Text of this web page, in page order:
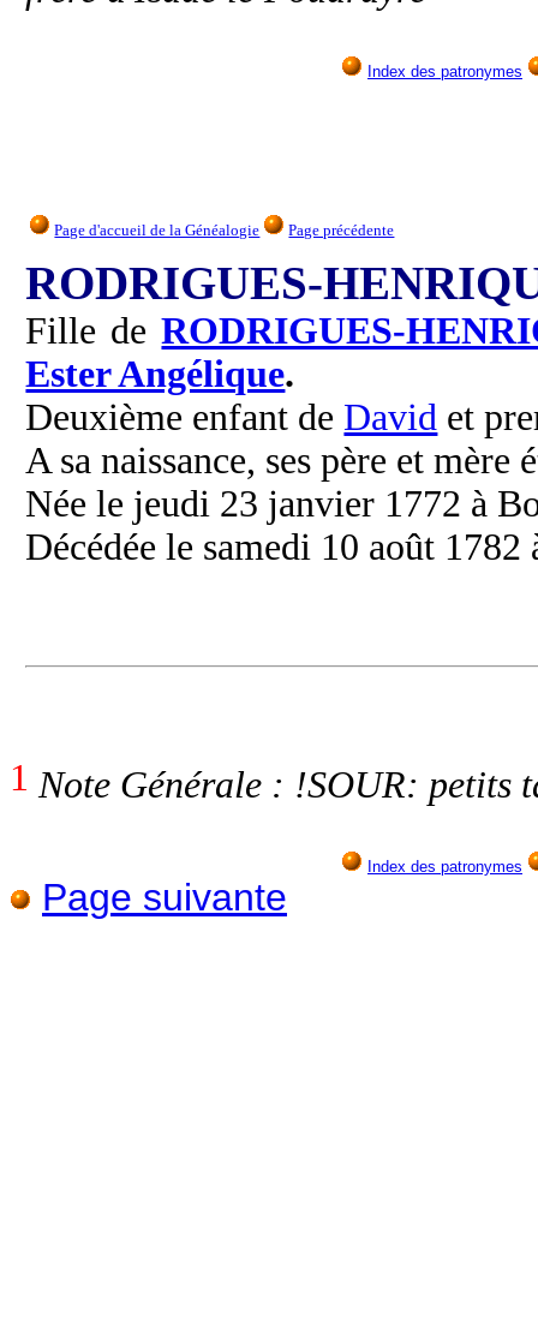
Index des patronymes
Page d'accueil de la Généalogie Page précédente
RODRIGUES-
Fille deRODRIGUES-
Ester Angélique.
Deuxième enfant de David et
A sa naissance, ses père et
Née le jeudi 23 janvier 1772 à
Décédée le samedi 10 août
1 Note Générale : !SOUR: petits
Index des patronymes
Page suivante